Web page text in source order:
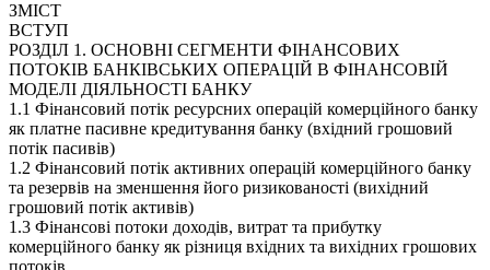
ЗМІСТ
ВСТУП
РОЗДІЛ 1. ОСНОВНІ СЕГМЕНТИ ФІНАНСОВИХ
ПОТОКІВ БАНКІВСЬКИХ ОПЕРАЦІЙ В ФІНАНСОВІЙ
МОДЕЛІ ДІЯЛЬНОСТІ БАНКУ
1.1 Фінансовий потік ресурсних операцій комерційного банку
як платне пасивне кредитування банку (вхідний грошовий
потік пасивів)
1.2 Фінансовий потік активних операцій комерційного банку
та резервів на зменшення його ризикованості (вихідний
грошовий потік активів)
1.3 Фінансові потоки доходів, витрат та прибутку
комерційного банку як різниця вхідних та вихідних грошових